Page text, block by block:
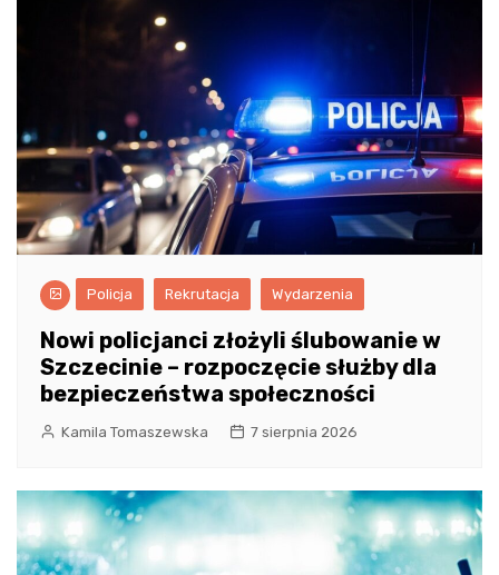
Policja Rekrutacja Wydarzenia
Nowi policjanci złożyli ślubowanie w
Szczecinie – rozpoczęcie służby dla
bezpieczeństwa społeczności
Kamila Tomaszewska 7 sierpnia 2026